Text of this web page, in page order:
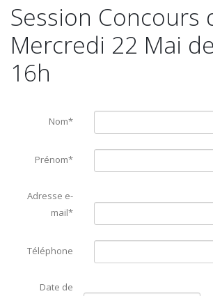
Session Concours
Mercredi 22 Mai
16h
Nom*
Prénom*
Adresse e-
mail*
Téléphone
Date de